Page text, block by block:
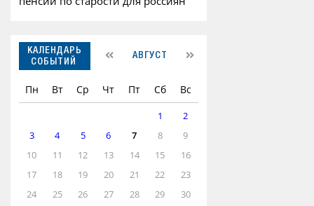
КАЛЕНДАРЬ
СОБЫТИЙ
АВГУСТ
Пн Вт Ср Чт Пт Сб Вс
1
2
3
4 5 6 7 8
9
10
11 12 13 14 15
16
17
18 19 20 21 22
23
24
25 26 27 28 29 30